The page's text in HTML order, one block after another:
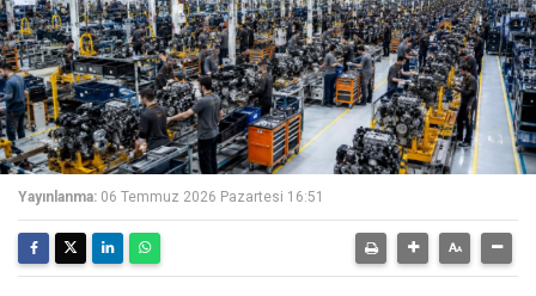
Yayınlanma: 06 Temmuz 2026 Pazartesi 16:51